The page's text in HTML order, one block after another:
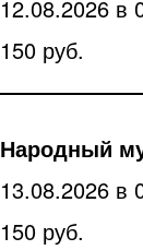
12.08.2026 в
150 руб.
Народный
13.08.2026 в
150 руб.